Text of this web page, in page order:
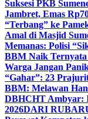
Suksesi PKB
Jambret, Emas
“Terbang” ke
Amal di Masjid
Memanas: Polisi
BBM Naik Ternyata
Warga Jangan
“Gahar”: 23
BBM: Melawan
DBHCHT Ambyar:
2026DARI